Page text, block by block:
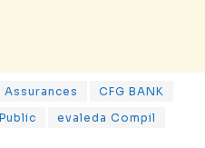
Assurances
CFG BANK
evaleda Compil